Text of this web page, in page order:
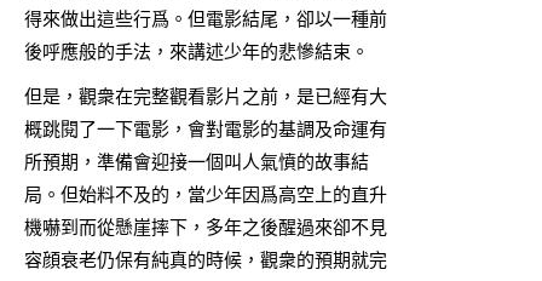
得來做出這些行爲。但電影結尾，卻以一種前
後呼應般的手法，來講述少年的悲慘結束。
但是，觀衆在完整觀看影片之前，是已經有大
概跳閱了一下電影，會對電影的基調及命運有
所預期，準備會迎接一個叫人氣憤的故事結
局。但始料不及的，當少年因爲高空上的直升
機嚇到而從懸崖摔下，多年之後醒過來卻不見
容顔衰老仍保有純真的時候，觀衆的預期就完